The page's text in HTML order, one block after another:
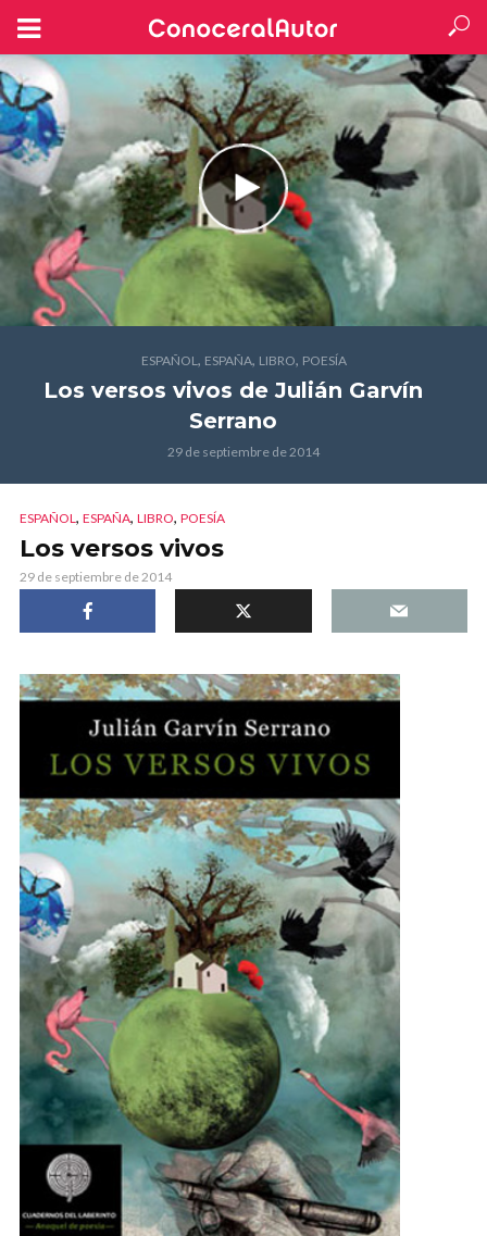
ESPAÑOL, ESPAÑA, LIBRO, POESÍA
Los versos vivos de Julián Garvín
Serrano
29 de septiembre de 2014
ESPAÑOL, ESPAÑA, LIBRO, POESÍA
Los versos vivos
29 de septiembre de 2014